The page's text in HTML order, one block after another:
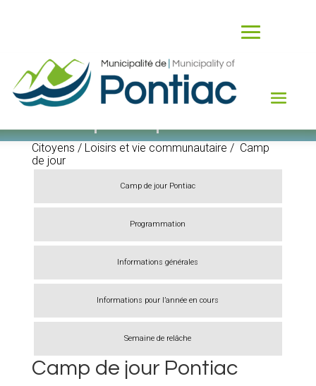
Citoyens / Loisirs et vie communautaire / Camp
de jour
Camp de jour Pontiac
Programmation
Informations générales
Informations pour l’année en cours
Semaine de relâche
Camp de jour Pontiac